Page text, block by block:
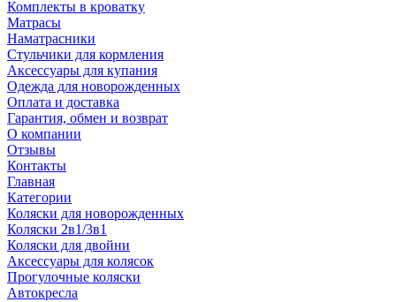
Комплекты в кроватку
Матрасы
Наматрасники
Стульчики для кормления
Аксессуары для купания
Одежда для новорожденных
Оплата и доставка
Гарантия, обмен и возврат
О компании
Отзывы
Контакты
Главная
Категории
Коляски для новорожденных
Коляски 2в1/3в1
Коляски для двойни
Аксессуары для колясок
Прогулочные коляски
Автокресла